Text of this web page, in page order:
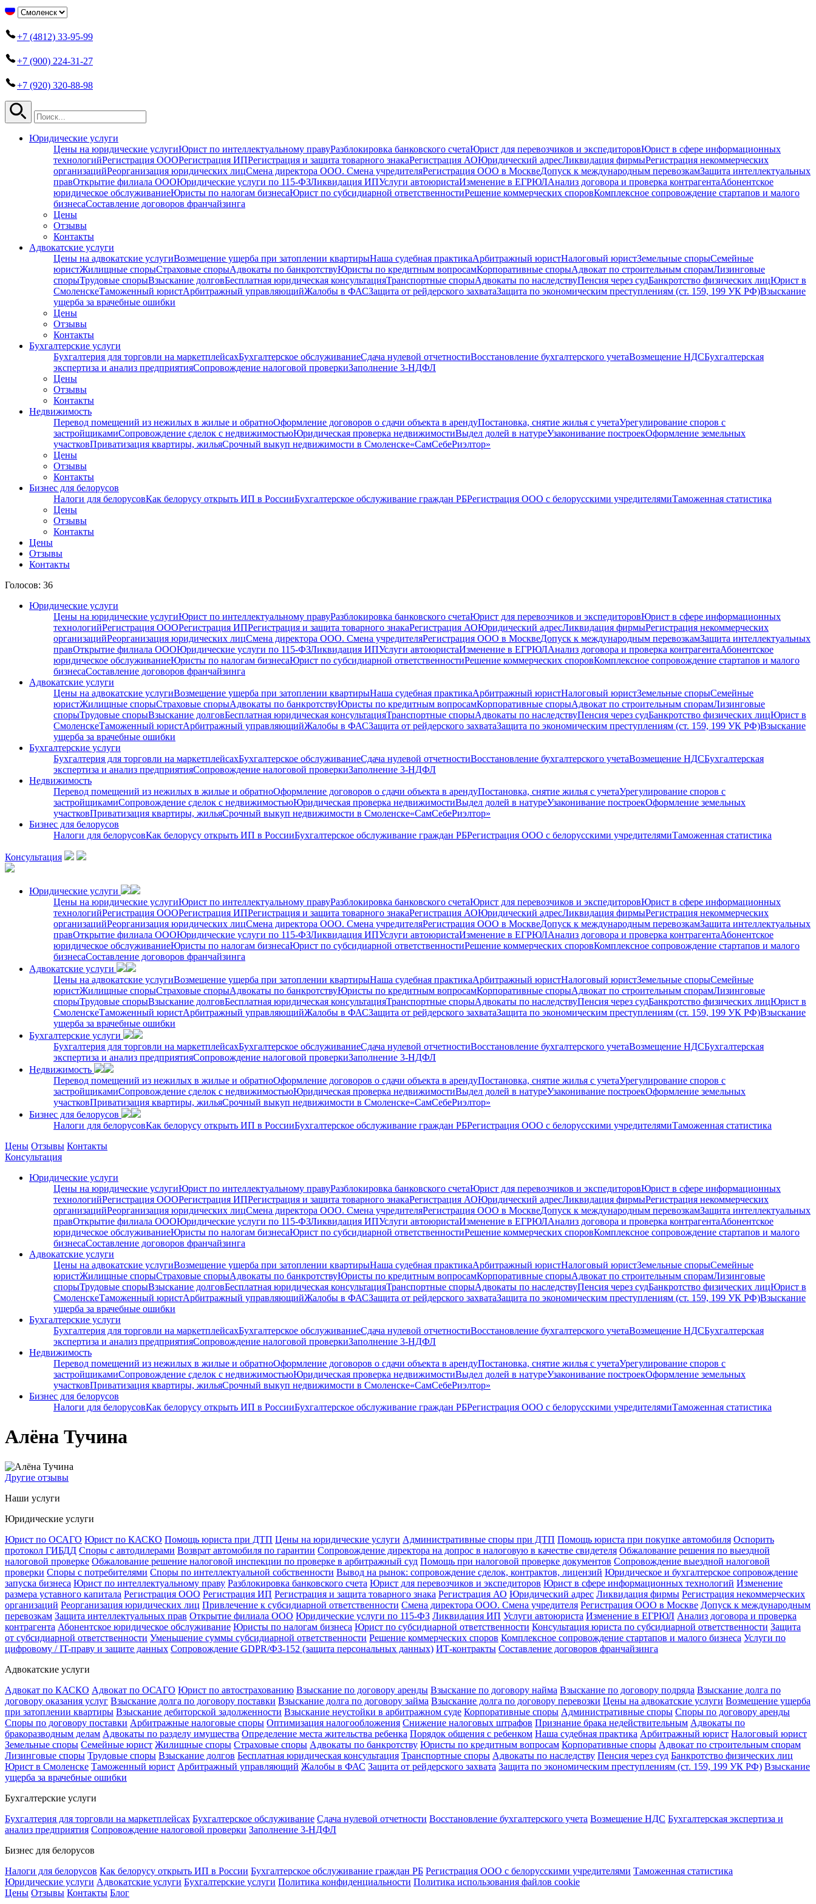
+7 (4812) 33-95-99
+7 (900) 224-31-27
+7 (920) 320-88-98
Юридические услуги
Цены на юридические услугиЮрист по интеллектуальному правуРазблокировка банковского счетаЮрист для перевозчиков и экспедиторовЮрист в сфере информационных
технологийРегистрация ОООРегистрация ИПРегистрация и защита товарного знакаРегистрация АОЮридический адресЛиквидация фирмыРегистрация некоммерческих
организацийРеорганизация юридических лицСмена директора ООО. Смена учредителяРегистрация ООО в МосквеДопуск к международным перевозкамЗащита интеллектуальных
правОткрытие филиала ОООЮридические услуги по 115-ФЗЛиквидация ИПУслуги автоюристаИзменение в ЕГРЮЛАнализ договора и проверка контрагентаАбонентское
юридическое обслуживаниеЮристы по налогам бизнесаЮрист по субсидиарной ответственностиРешение коммерческих споровКомплексное сопровождение стартапов и малого
бизнесаСоставление договоров франчайзинга
Цены
Отзывы
Контакты
Адвокатские услуги
Цены на адвокатские услугиВозмещение ущерба при затоплении квартирыНаша судебная практикаАрбитражный юристНалоговый юристЗемельные спорыСемейные
юристЖилищные спорыСтраховые спорыАдвокаты по банкротствуЮристы по кредитным вопросамКорпоративные спорыАдвокат по строительным спорамЛизинговые
спорыТрудовые спорыВзыскание долговБесплатная юридическая консультацияТранспортные спорыАдвокаты по наследствуПенсия через судБанкротство физических лицЮрист в
СмоленскеТаможенный юристАрбитражный управляющийЖалобы в ФАСЗащита от рейдерского захватаЗащита по экономическим преступлениям (ст. 159, 199 УК РФ)Взыскание
ущерба за врачебные ошибки
Цены
Отзывы
Контакты
Бухгалтерские услуги
Бухгалтерия для торговли на маркетплейсахБухгалтерское обслуживаниеСдача нулевой отчетностиВосстановление бухгалтерского учетаВозмещение НДСБухгалтерская
экспертиза и анализ предприятияСопровождение налоговой проверкиЗаполнение 3-НДФЛ
Цены
Отзывы
Контакты
Недвижимость
Перевод помещений из нежилых в жилые и обратноОформление договоров о сдачи объекта в арендуПостановка, снятие жилья с учетаУрегулирование споров с
застройщикамиСопровождение сделок с недвижимостьюЮридическая проверка недвижимостиВыдел долей в натуреУзаконивание построекОформление земельных
участковПриватизация квартиры, жильяСрочный выкуп недвижимости в Cмоленске«СамСебеРиэлтор»
Цены
Отзывы
Контакты
Бизнес для белорусов
Налоги для белорусовКак белорусу открыть ИП в РоссииБухгалтерское обслуживание граждан РБРегистрация ООО с белорусскими учредителямиТаможенная статистика
Цены
Отзывы
Контакты
Цены
Отзывы
Контакты
Голосов: 36
Юридические услуги
Цены на юридические услугиЮрист по интеллектуальному правуРазблокировка банковского счетаЮрист для перевозчиков и экспедиторовЮрист в сфере информационных
технологийРегистрация ОООРегистрация ИПРегистрация и защита товарного знакаРегистрация АОЮридический адресЛиквидация фирмыРегистрация некоммерческих
организацийРеорганизация юридических лицСмена директора ООО. Смена учредителяРегистрация ООО в МосквеДопуск к международным перевозкамЗащита интеллектуальных
правОткрытие филиала ОООЮридические услуги по 115-ФЗЛиквидация ИПУслуги автоюристаИзменение в ЕГРЮЛАнализ договора и проверка контрагентаАбонентское
юридическое обслуживаниеЮристы по налогам бизнесаЮрист по субсидиарной ответственностиРешение коммерческих споровКомплексное сопровождение стартапов и малого
бизнесаСоставление договоров франчайзинга
Адвокатские услуги
Цены на адвокатские услугиВозмещение ущерба при затоплении квартирыНаша судебная практикаАрбитражный юристНалоговый юристЗемельные спорыСемейные
юристЖилищные спорыСтраховые спорыАдвокаты по банкротствуЮристы по кредитным вопросамКорпоративные спорыАдвокат по строительным спорамЛизинговые
спорыТрудовые спорыВзыскание долговБесплатная юридическая консультацияТранспортные спорыАдвокаты по наследствуПенсия через судБанкротство физических лицЮрист в
СмоленскеТаможенный юристАрбитражный управляющийЖалобы в ФАСЗащита от рейдерского захватаЗащита по экономическим преступлениям (ст. 159, 199 УК РФ)Взыскание
ущерба за врачебные ошибки
Бухгалтерские услуги
Бухгалтерия для торговли на маркетплейсахБухгалтерское обслуживаниеСдача нулевой отчетностиВосстановление бухгалтерского учетаВозмещение НДСБухгалтерская
экспертиза и анализ предприятияСопровождение налоговой проверкиЗаполнение 3-НДФЛ
Недвижимость
Перевод помещений из нежилых в жилые и обратноОформление договоров о сдачи объекта в арендуПостановка, снятие жилья с учетаУрегулирование споров с
застройщикамиСопровождение сделок с недвижимостьюЮридическая проверка недвижимостиВыдел долей в натуреУзаконивание построекОформление земельных
участковПриватизация квартиры, жильяСрочный выкуп недвижимости в Cмоленске«СамСебеРиэлтор»
Бизнес для белорусов
Налоги для белорусовКак белорусу открыть ИП в РоссииБухгалтерское обслуживание граждан РБРегистрация ООО с белорусскими учредителямиТаможенная статистика
Консультация
Юридические услуги
Цены на юридические услугиЮрист по интеллектуальному правуРазблокировка банковского счетаЮрист для перевозчиков и экспедиторовЮрист в сфере информационных
технологийРегистрация ОООРегистрация ИПРегистрация и защита товарного знакаРегистрация АОЮридический адресЛиквидация фирмыРегистрация некоммерческих
организацийРеорганизация юридических лицСмена директора ООО. Смена учредителяРегистрация ООО в МосквеДопуск к международным перевозкамЗащита интеллектуальных
правОткрытие филиала ОООЮридические услуги по 115-ФЗЛиквидация ИПУслуги автоюристаИзменение в ЕГРЮЛАнализ договора и проверка контрагентаАбонентское
юридическое обслуживаниеЮристы по налогам бизнесаЮрист по субсидиарной ответственностиРешение коммерческих споровКомплексное сопровождение стартапов и малого
бизнесаСоставление договоров франчайзинга
Адвокатские услуги
Цены на адвокатские услугиВозмещение ущерба при затоплении квартирыНаша судебная практикаАрбитражный юристНалоговый юристЗемельные спорыСемейные
юристЖилищные спорыСтраховые спорыАдвокаты по банкротствуЮристы по кредитным вопросамКорпоративные спорыАдвокат по строительным спорамЛизинговые
спорыТрудовые спорыВзыскание долговБесплатная юридическая консультацияТранспортные спорыАдвокаты по наследствуПенсия через судБанкротство физических лицЮрист в
СмоленскеТаможенный юристАрбитражный управляющийЖалобы в ФАСЗащита от рейдерского захватаЗащита по экономическим преступлениям (ст. 159, 199 УК РФ)Взыскание
ущерба за врачебные ошибки
Бухгалтерские услуги
Бухгалтерия для торговли на маркетплейсахБухгалтерское обслуживаниеСдача нулевой отчетностиВосстановление бухгалтерского учетаВозмещение НДСБухгалтерская
экспертиза и анализ предприятияСопровождение налоговой проверкиЗаполнение 3-НДФЛ
Недвижимость
Перевод помещений из нежилых в жилые и обратноОформление договоров о сдачи объекта в арендуПостановка, снятие жилья с учетаУрегулирование споров с
застройщикамиСопровождение сделок с недвижимостьюЮридическая проверка недвижимостиВыдел долей в натуреУзаконивание построекОформление земельных
участковПриватизация квартиры, жильяСрочный выкуп недвижимости в Cмоленске«СамСебеРиэлтор»
Бизнес для белорусов
Налоги для белорусовКак белорусу открыть ИП в РоссииБухгалтерское обслуживание граждан РБРегистрация ООО с белорусскими учредителямиТаможенная статистика
Цены Отзывы Контакты
Консультация
Юридические услуги
Цены на юридические услугиЮрист по интеллектуальному правуРазблокировка банковского счетаЮрист для перевозчиков и экспедиторовЮрист в сфере информационных
технологийРегистрация ОООРегистрация ИПРегистрация и защита товарного знакаРегистрация АОЮридический адресЛиквидация фирмыРегистрация некоммерческих
организацийРеорганизация юридических лицСмена директора ООО. Смена учредителяРегистрация ООО в МосквеДопуск к международным перевозкамЗащита интеллектуальных
правОткрытие филиала ОООЮридические услуги по 115-ФЗЛиквидация ИПУслуги автоюристаИзменение в ЕГРЮЛАнализ договора и проверка контрагентаАбонентское
юридическое обслуживаниеЮристы по налогам бизнесаЮрист по субсидиарной ответственностиРешение коммерческих споровКомплексное сопровождение стартапов и малого
бизнесаСоставление договоров франчайзинга
Адвокатские услуги
Цены на адвокатские услугиВозмещение ущерба при затоплении квартирыНаша судебная практикаАрбитражный юристНалоговый юристЗемельные спорыСемейные
юристЖилищные спорыСтраховые спорыАдвокаты по банкротствуЮристы по кредитным вопросамКорпоративные спорыАдвокат по строительным спорамЛизинговые
спорыТрудовые спорыВзыскание долговБесплатная юридическая консультацияТранспортные спорыАдвокаты по наследствуПенсия через судБанкротство физических лицЮрист в
СмоленскеТаможенный юристАрбитражный управляющийЖалобы в ФАСЗащита от рейдерского захватаЗащита по экономическим преступлениям (ст. 159, 199 УК РФ)Взыскание
ущерба за врачебные ошибки
Бухгалтерские услуги
Бухгалтерия для торговли на маркетплейсахБухгалтерское обслуживаниеСдача нулевой отчетностиВосстановление бухгалтерского учетаВозмещение НДСБухгалтерская
экспертиза и анализ предприятияСопровождение налоговой проверкиЗаполнение 3-НДФЛ
Недвижимость
Перевод помещений из нежилых в жилые и обратноОформление договоров о сдачи объекта в арендуПостановка, снятие жилья с учетаУрегулирование споров с
застройщикамиСопровождение сделок с недвижимостьюЮридическая проверка недвижимостиВыдел долей в натуреУзаконивание построекОформление земельных
участковПриватизация квартиры, жильяСрочный выкуп недвижимости в Cмоленске«СамСебеРиэлтор»
Бизнес для белорусов
Налоги для белорусовКак белорусу открыть ИП в РоссииБухгалтерское обслуживание граждан РБРегистрация ООО с белорусскими учредителямиТаможенная статистика
Алёна Тучина
Другие отзывы
Наши услуги
Юридические услуги
Юрист по ОСАГО Юрист по КАСКО Помощь юриста при ДТП Цены на юридические услуги Административные споры при ДТП Помощь юриста при покупке автомобиля Оспорить
протокол ГИБДД Споры с автодилерами Возврат автомобиля по гарантии Сопровождение директора на допрос в налоговую в качестве свидетеля Обжалование решения по выездной
налоговой проверке Обжалование решение налоговой инспекции по проверке в арбитражный суд Помощь при налоговой проверке документов Сопровождение выездной налоговой
проверки Споры с потребителями Споры по интеллектуальной собственности Вывод на рынок: сопровождение сделок, контрактов, лицензий Юридическое и бухгалтерское сопровождение
запуска бизнеса Юрист по интеллектуальному праву Разблокировка банковского счета Юрист для перевозчиков и экспедиторов Юрист в сфере информационных технологий Изменение
размера уставного капитала Регистрация ООО Регистрация ИП Регистрация и защита товарного знака Регистрация АО Юридический адрес Ликвидация фирмы Регистрация некоммерческих
организаций Реорганизация юридических лиц Привлечение к субсидиарной ответственности Смена директора ООО. Смена учредителя Регистрация ООО в Москве Допуск к международным
перевозкам Защита интеллектуальных прав Открытие филиала ООО Юридические услуги по 115-ФЗ Ликвидация ИП Услуги автоюриста Изменение в ЕГРЮЛ Анализ договора и проверка
контрагента Абонентское юридическое обслуживание Юристы по налогам бизнеса Юрист по субсидиарной ответственности Консультация юриста по субсидиарной ответственности Защита
от субсидиарной ответственности Уменьшение суммы субсидиарной ответственности Решение коммерческих споров Комплексное сопровождение стартапов и малого бизнеса Услуги по
цифровому / IT-праву и защите данных Сопровождение GDPR/ФЗ-152 (защита персональных данных) ИТ-контракты Составление договоров франчайзинга
Адвокатские услуги
Адвокат по КАСКО Адвокат по ОСАГО Юрист по автострахованию Взыскание по договору аренды Взыскание по договору найма Взыскание по договору подряда Взыскание долга по
договору оказания услуг Взыскание долга по договору поставки Взыскание долга по договору займа Взыскание долга по договору перевозки Цены на адвокатские услуги Возмещение ущерба
при затоплении квартиры Взыскание дебиторской задолженности Взыскание неустойки в арбитражном суде Корпоративные споры Административные споры Споры по договору аренды
Споры по договору поставки Арбитражные налоговые споры Оптимизация налогообложения Снижение налоговых штрафов Признание брака недействительным Адвокаты по
бракоразводным делам Адвокаты по разделу имущества Определение места жительства ребенка Порядок общения с ребенком Наша судебная практика Арбитражный юрист Налоговый юрист
Земельные споры Семейные юрист Жилищные споры Страховые споры Адвокаты по банкротству Юристы по кредитным вопросам Корпоративные споры Адвокат по строительным спорам
Лизинговые споры Трудовые споры Взыскание долгов Бесплатная юридическая консультация Транспортные споры Адвокаты по наследству Пенсия через суд Банкротство физических лиц
Юрист в Смоленске Таможенный юрист Арбитражный управляющий Жалобы в ФАС Защита от рейдерского захвата Защита по экономическим преступлениям (ст. 159, 199 УК РФ) Взыскание
ущерба за врачебные ошибки
Бухгалтерские услуги
Бухгалтерия для торговли на маркетплейсах Бухгалтерское обслуживание Сдача нулевой отчетности Восстановление бухгалтерского учета Возмещение НДС Бухгалтерская экспертиза и
анализ предприятия Сопровождение налоговой проверки Заполнение 3-НДФЛ
Бизнес для белорусов
Налоги для белорусов Как белорусу открыть ИП в России Бухгалтерское обслуживание граждан РБ Регистрация ООО с белорусскими учредителями Таможенная статистика
Юридические услуги Адвокатские услуги Бухгалтерские услуги Политика конфиденциальности Политика использования файлов cookie
Цены Отзывы Контакты Блог